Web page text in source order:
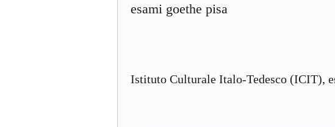
esami goethe pisa
Istituto Culturale Italo-Tedesco (ICIT),